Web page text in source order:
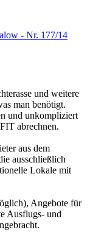
- Nr. 177/14
und weitere
man benötigt.
und unkompliziert
abrechnen.
aus dem
ausschließlich
Lokale mit
Angebote für
Ausflugs- und